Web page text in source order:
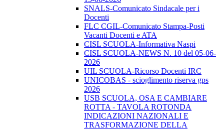
SNALS-Comunicato Sindacale per i
Docenti
FLC CGIL-Comunicato Stampa-Posti
Vacanti Docenti e ATA
CISL SCUOLA-Informativa Naspi
CISL SCUOLA-NEWS N. 10 del 05-06-
2026
UIL SCUOLA-Ricorso Docenti IRC
UNICOBAS - scioglimento riserva gps
2026
USB SCUOLA, OSA E CAMBIARE
ROTTA - TAVOLA ROTONDA
INDICAZIONI NAZIONALI E
TRASFORMAZIONE DELLA